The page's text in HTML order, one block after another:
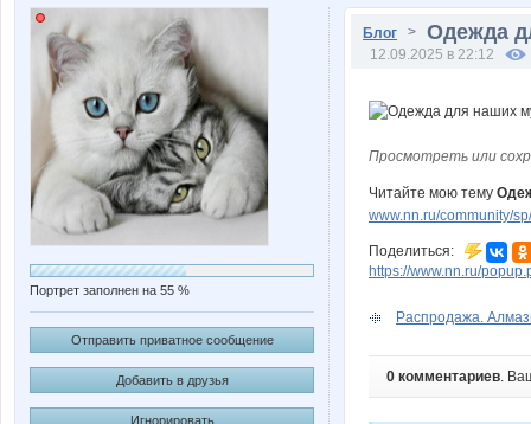
Портрет заполнен на 55 %
Отправить приватное сообщение
Добавить в друзья
Игнорировать
Блог > Одежда
12.09.2025 в 22:12
Просмотреть или
Читайте мою тему
www.nn.ru/community/
Поделиться:
https://www.nn.ru/
Распродажа.
0 комментариев.